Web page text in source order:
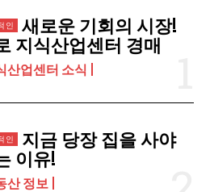
으며 이에 동의합니다.
새로운 기회의 시장!
지식산업센터 경매
산업센터 소식
지금 당장 집을 사야
이유!
산 정보